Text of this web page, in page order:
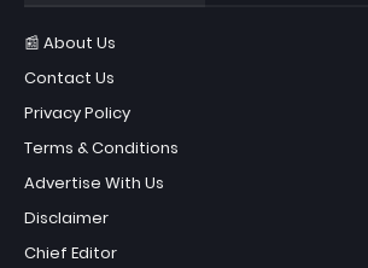
📰 About Us
Contact Us
Privacy Policy
Terms & Conditions
Advertise With Us
Disclaimer
Chief Editor